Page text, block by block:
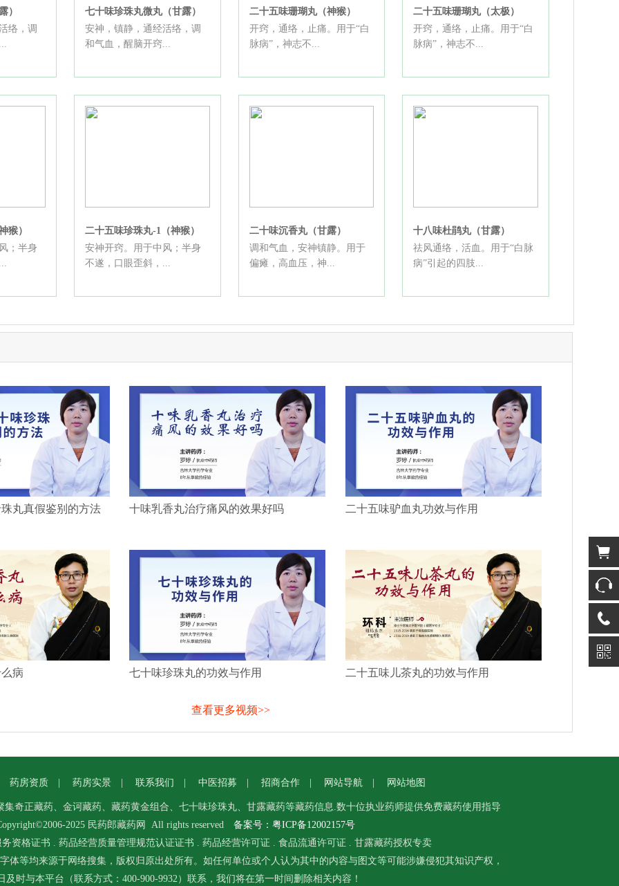
）
络，调
七十味珍珠丸微丸（甘露）
安神，镇静，通经活络，调
和气血，醒脑开窍...
二十五味珊瑚丸（神猴）
开窍，通络，止痛。用于“白
脉病”，神志不...
二十五味珊瑚丸（太极）
开窍，通络，止痛。用于“白
脉病”，神志不...
猴）
；半身
二十五味珍珠丸-1（神猴）
安神开窍。用于中风；半身
不遂，口眼歪斜，...
二十味沉香丸（甘露）
调和气血，安神镇静。用于
偏瘫，高血压，神...
十八味杜鹃丸（甘露）
祛风通络，活血。用于“白脉
病”引起的四肢...
丸真假鉴别的方法 十味乳香丸治疗痛风的效果好吗 二十五味驴血丸功效与作用
病 七十味珍珠丸的功效与作用 二十五味儿茶丸的功效与作用
查看更多视频>>
药房资质 药房实景 联系我们 中医招募 招商合作 网站导航 网站地图
奇正藏药、金诃藏药、藏药黄金组合、七十味珍珠丸、甘露藏药等藏药信息.数十位执业药师提供免费藏药使用指导
2025 民药郎藏药网 All rights reserved 备案号：粤ICP备12002157号
资格证书
药品经营质量管理规范认证证书 药品经营许可证 食品流通许可证
甘露藏药授权专卖
体等均来源于网络搜集，版权归原出处所有。如任何单位或个人认为其中的内容与图文等可能涉嫌侵犯其知识产权，
及时与本平台（联系方式：400-900-9932）联系，我们将在第一时间删除相关内容！